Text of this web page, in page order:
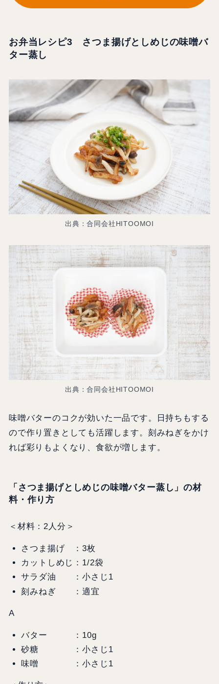
お弁当レシピ3 さつま揚げとしめじの味噌バ
ター蒸し
出典：合同会社HITOOMOI
出典：合同会社HITOOMOI
味噌バターのコクが効いた一品です。日持ちもする
ので作り置きとしても活躍します。刻みねぎをかけ
れば彩りもよくなり、食欲が増します。
「さつま揚げとしめじの味噌バター蒸し」の材
料・作り方
＜材料：2人分＞
さつま揚げ ：3枚
カットしめじ：1/2袋
サラダ油 ：小さじ1
刻みねぎ ：適宜
A
バター ：10g
砂糖 ：小さじ1
味噌 ：小さじ1